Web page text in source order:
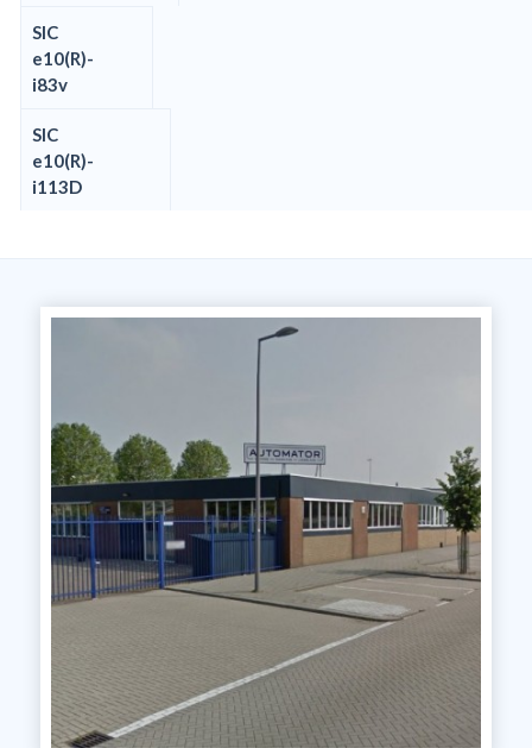
SIC
e10(R)-
i83v
SIC
e10(R)-
i113D